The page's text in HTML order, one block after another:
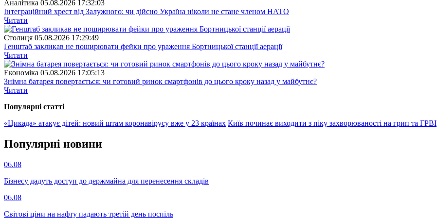
Аналітика 05.08.2026 17:32:03
Інтеграційний хрест від Залужного: чи дійсно Україна ніколи не стане членом НАТО
Читати
Столиця 05.08.2026 17:29:49
Генштаб закликав не поширювати фейки про ураження Бортницької станції аерації
Читати
Економіка 05.08.2026 17:05:13
Знімна батарея повертається: чи готовий ринок смартфонів до цього кроку назад у майбутнє?
Читати
Популярнi статтi
«Цикада» атакує дітей: новий штам коронавірусу вже у 23 країнах Київ починає виходити з піку захворюваності на грип та ГРВІ
Популярнi новини
06.08
Бізнесу дадуть доступ до держмайна для перенесення складів
06.08
Світові ціни на нафту падають третій день поспіль